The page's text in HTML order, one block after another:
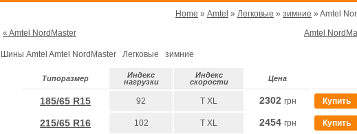
Home » Amtel » Легковые » зимние » Amtel
« Amtel NordMaster
Amtel
Шины Amtel Amtel NordMaster Легковые зимние
Типоразмер
Индекс
нагрузки
Индекс
скорости
Цена
185/65 R15 92 T XL 2302 грн Купить
215/65 R16 102 T XL 2454 грн Купить